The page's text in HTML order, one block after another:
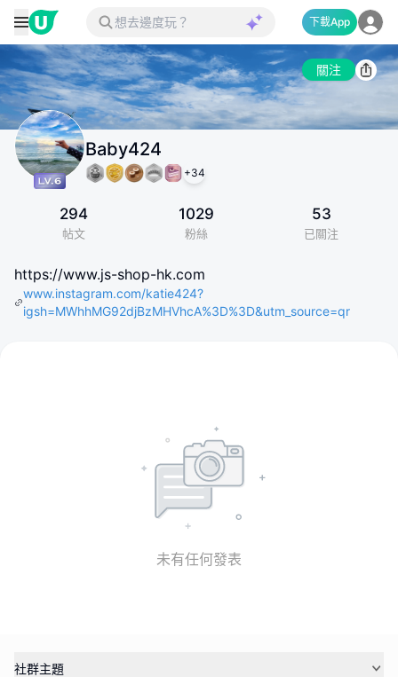
下載App
關注
Baby424
+34
294
帖文
1029
粉絲
53
已關注
https://www.js-shop-hk.com
www.instagram.com/katie424?
igsh=MWhhMG92djBzMHVhcA%3D%3D&utm_source=qr
未有任何發表
社群主題